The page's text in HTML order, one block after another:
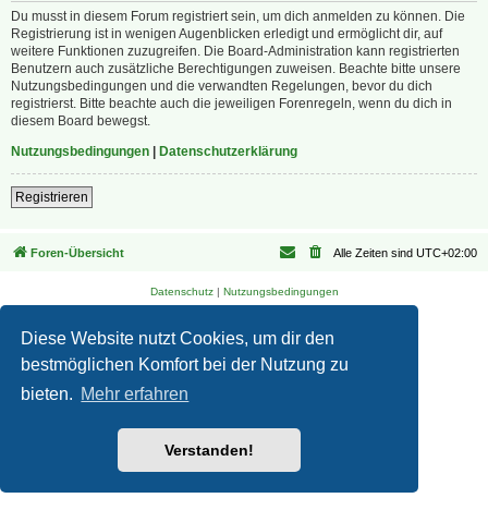
Diese Website nutzt Cookies, um dir den
bestmöglichen Komfort bei der Nutzung zu
bieten. Mehr erfahren
Verstanden!
Du musst in diesem Forum registriert sein, um dich anmelden zu können. Die
Registrierung ist in wenigen Augenblicken erledigt und ermöglicht dir, auf
weitere Funktionen zuzugreifen. Die Board-Administration kann registrierten
Benutzern auch zusätzliche Berechtigungen zuweisen. Beachte bitte unsere
Nutzungsbedingungen und die verwandten Regelungen, bevor du dich
registrierst. Bitte beachte auch die jeweiligen Forenregeln, wenn du dich in
diesem Board bewegst.
Nutzungsbedingungen
Datenschutzerklärung
Registrieren
Foren-Übersicht Alle Zeiten sind UTC+02:00
Datenschutz| Nutzungsbedingungen